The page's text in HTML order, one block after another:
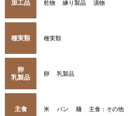
加工品 乾物 練り製品 漬物
種実類 種実類
卵
乳製品
卵 乳製品
主食 米 パン 麺 主食：その他